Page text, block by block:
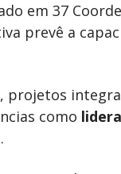
em 37
prevê a
como